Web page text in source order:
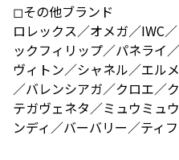
◻︎その他ブランド
ロレックス／オメガ／IWC
ックフィリップ／パネライ
ヴィトン／シャネル／エル
／バレンシアガ／クロエ／
テガヴェネタ／ミュウミュ
ンディ／バーバリー／ティ